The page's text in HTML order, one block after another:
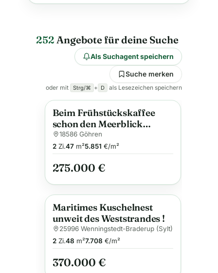
252 Angebote für deine Suche
Als Suchagent speichern
Suche merken
oder mit Strg/⌘ + D als Lesezeichen speichern
Neu Anzeige
Beim Frühstückskaffee
schon den Meerblick
genießen – 2-Zimmer-
Wohnung in allerbester
Lage
18586 Göhren
2Zi.47m²5.851 €/m²
275.000 €
Neu Anzeige
Maritimes Kuschelnest
unweit des Weststrandes !
25996 Wenningstedt-Braderup (Sylt)
2Zi.48 m²7.708 €/m²
370.000 €